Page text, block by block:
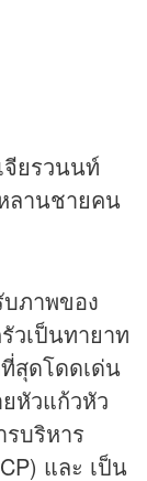
ยรวนนท์
ลานชายคน
ภาพของ
วเป็นทายาท
สุดโดดเด่น
หัวแก้วหัว
รบริหาร
และ เป็น